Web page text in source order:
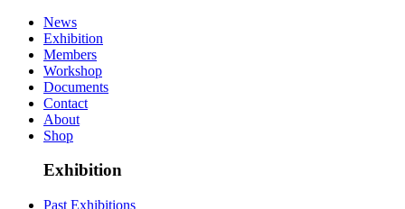
News
Exhibition
Members
Workshop
Documents
Contact
About
Shop
Exhibition
Past Exhibitions